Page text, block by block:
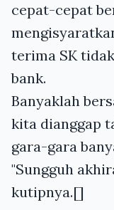
cepat-cepat
terima SK
bank.
Banyaklah
kita dianggap
gara-gara
"Sungguh
kutipnya.[]